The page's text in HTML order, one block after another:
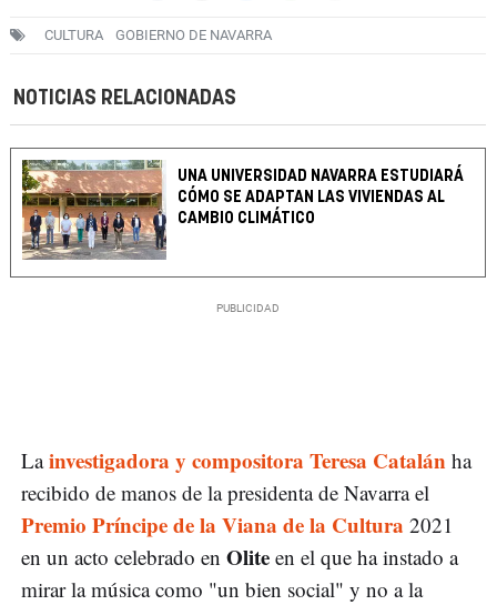
CULTURA GOBIERNO DE NAVARRA
NOTICIAS RELACIONADAS
UNA UNIVERSIDAD NAVARRA ESTUDIARÁ
CÓMO SE ADAPTAN LAS VIVIENDAS AL
CAMBIO CLIMÁTICO
La investigadora y compositora Teresa Catalán ha
recibido de manos de la presidenta de Navarra el
Premio Príncipe de la Viana de la Cultura 2021
en un acto celebrado en Olite en el que ha instado a
mirar la música como "un bien social" y no a la